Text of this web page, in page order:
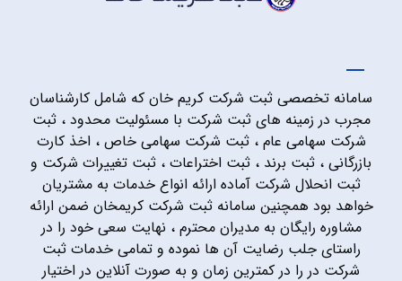
سامانه تخصصی ثبت شرکت کریم خان که شامل کارشناسان
مجرب در زمینه های ثبت شرکت با مسئولیت محدود ، ثبت
شرکت سهامی عام ، ثبت شرکت سهامی خاص ، اخذ کارت
بازرگانی ، ثبت برند ، ثبت اختراعات ، ثبت تغییرات شرکت و
ثبت انحلال شرکت آماده ارائه انواع خدمات به مشتریان
خواهد بود همچنین سامانه ثبت شرکت کریمخان ضمن ارائه
مشاوره رایگان به مدیران محترم ، نهایت سعی خود را در
راستای جلب رضایت آن ها نموده و تمامی خدمات ثبت
شرکت در را در کمترین زمان و به صورت آنلاین در اختیار